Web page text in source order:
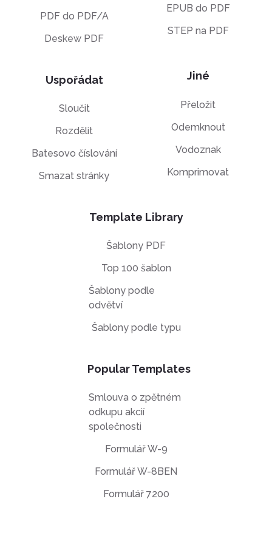
PDF do PDF/A
Deskew PDF
Uspořádat
Sloučit
Rozdělit
Batesovo číslování
Smazat stránky
EPUB do PDF
STEP na PDF
Jiné
Přeložit
Odemknout
Vodoznak
Komprimovat
Template Library
Šablony PDF
Top 100 šablon
Šablony podle
odvětví
Šablony podle typu
Popular Templates
Smlouva o zpětném
odkupu akcií
společnosti
Formulář W-9
Formulář W-8BEN
Formulář 7200